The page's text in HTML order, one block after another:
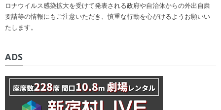
ロナウイルス感染拡大を受けて発表される政府や自治体からの外出自粛
要請等の情報にもご注意いただき、慎重な行動を心がけるようお願いい
たします。
ADS